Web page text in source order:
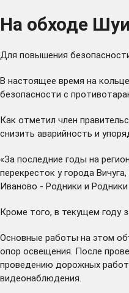
На обходе
Для повышения
В настоящее время на
безопасности с
Как отметил член
снизить аварийность и
«За последние годы на
перекресток у города
Иваново - Родники и
Кроме того, в текущем году
Основные работы на этом
опор освещения. После
проведению дорожных
видеонаблюдения.